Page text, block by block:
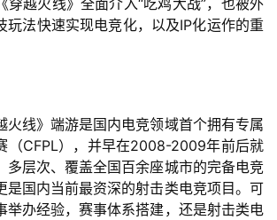
穿越火线》全面介入“吃鸡大战”，也被外
玩法快速实现电竞化，以及IP化运作的重
火线》端游是国内电竞领域首个拥有专属
（CFPL），并早在2008-2009年前后就
多层次、覆盖全国百余座城市的完备电竞
是国内当前最资深的射击类电竞项目。可
举办经验，赛事体系搭建，还是射击类电